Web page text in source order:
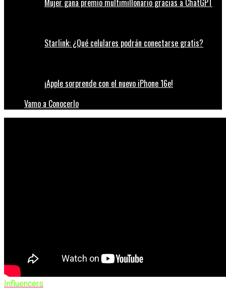
Mujer gana premio multimillonario gracias a ChatGPT
Starlink: ¿Qué celulares podrán conectarse gratis?
¡Apple sorprende con el nuevo iPhone 16e!
Vamo a Conocerlo
Influencers